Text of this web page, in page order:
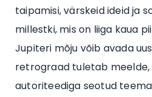
taipamisi, värskeid ideid ja
millestki, mis on liiga kaua
Jupiteri mõju võib avada
retrograad tuletab meelde,
autoriteediga seotud